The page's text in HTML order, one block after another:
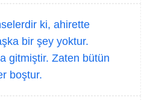
ki, ahirette
bir şey yoktur.
gitmiştir. Zaten bütün
boştur.